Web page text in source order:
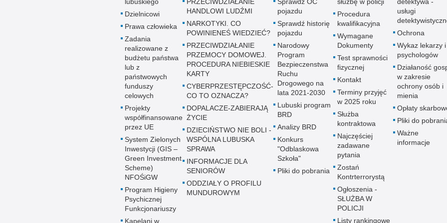
Dzielnicowi
Prawa człowieka
Zadania
realizowane z
budżetu państwa
lub z
państwowych
funduszy
celowych
Projekty
współfinansowane
przez UE
System Zielonych
Inwestycji (GIS –
Green Investment
Scheme)
NFOŚiGW
Program Higieny
Psychicznej
Funkcjonariuszy
Kapelani w
HANDLOWI LUDŹMI
NARKOTYKI. CO
POWINIENEŚ WIEDZIEĆ?
PRZECIWDZIAŁANIE
PRZEMOCY DOMOWEJ.
PROCEDURA NIEBIESKIE
KARTY
CYBERPRZESTĘPCZOŚĆ-
CO TO OZNACZA?
DOPALACZE-ZABIERAJĄ
ŻYCIE
DZIECIŃSTWO NIE BOLI -
WSPÓLNA LUBUSKA
SPRAWA
INFORMACJE DLA
SENIORÓW
ODDZIAŁY O PROFILU
MUNDUROWYM
pojazdu
Sprawdź historię
pojazdu
Narodowy
Program
Bezpieczenstwa
Ruchu
Drogowego na
lata 2021-2030
Lubuski program
BRD
Analizy BRD
Konkurs
"Odblaskowa
Szkoła"
Pliki do pobrania
Procedura
kwalifikacyjna
Wymagane
Dokumenty
Test sprawności
fizycznej
Kontakt
Terminy przyjęć
w 2025 roku
Służba
kontraktowa
Najczęściej
zadawane
pytania
Zostań
Kontrterrorystą
Ogłoszenia -
SŁUŻBA W
POLICJI
Listy rankingowe
usługi
Ochrona
Wykaz lekarzy i
psychologów
Działaność
w zakresie
ochrony osób i
mienia
Opłaty
Pliki do
Ważne
informacje